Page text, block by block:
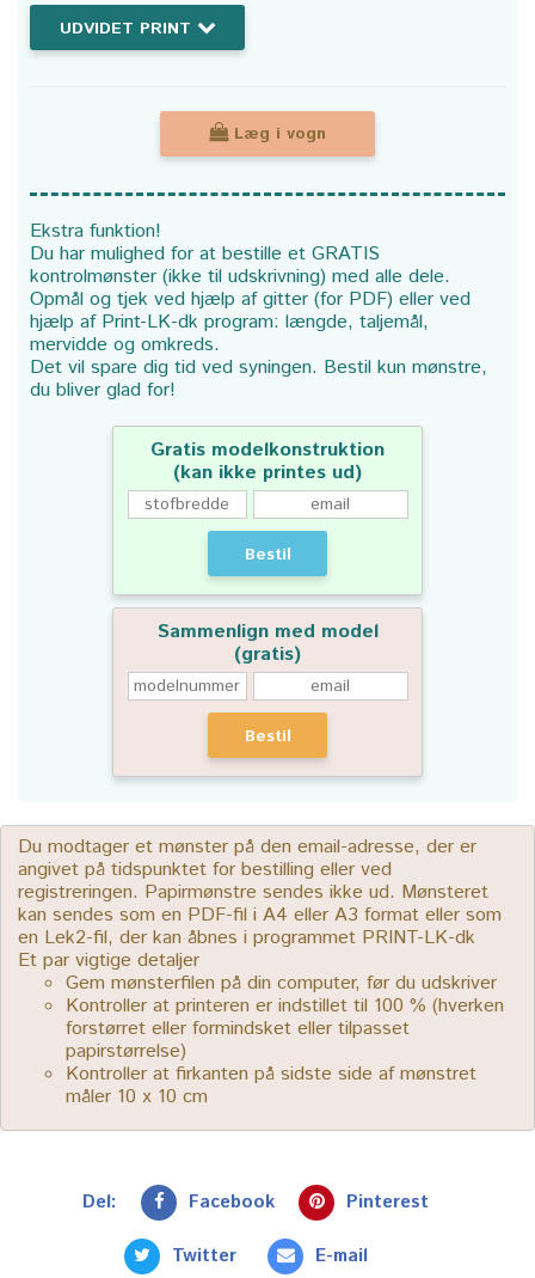
UDVIDET PRINT
Læg i vogn
Ekstra funktion!
Du har mulighed for at bestille et GRATIS
kontrolmønster (ikke til udskrivning) med alle dele.
Opmål og tjek ved hjælp af gitter (for PDF) eller ved
hjælp af Print-LK-dk program: længde, taljemål,
mervidde og omkreds.
Det vil spare dig tid ved syningen. Bestil kun mønstre,
du bliver glad for!
Gratis modelkonstruktion
(kan ikke printes ud)
Bestil
Sammenlign med model
(gratis)
Bestil
Du modtager et mønster på den email-adresse, der er
angivet på tidspunktet for bestilling eller ved
registreringen. Papirmønstre sendes ikke ud. Mønsteret
kan sendes som en PDF-fil i A4 eller A3 format eller som
en Lek2-fil, der kan åbnes i programmet PRINT-LK-dk
Et par vigtige detaljer
Gem mønsterfilen på din computer, før du udskriver
Kontroller at printeren er indstillet til 100 % (hverken
forstørret eller formindsket eller tilpasset
papirstørrelse)
Kontroller at firkanten på sidste side af mønstret
måler 10 x 10 cm
Del: Facebook Pinterest
Twitter E-mail